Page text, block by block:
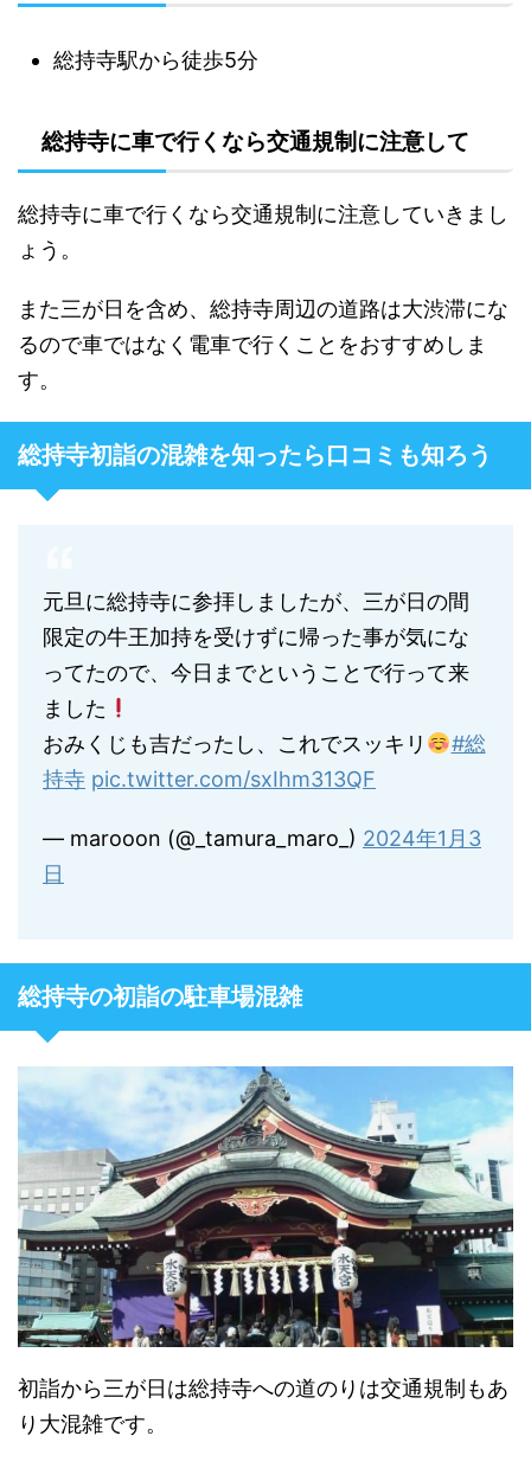
総持寺駅から徒歩5分
総持寺に車で行くなら交通規制に注意して
総持寺に車で行くなら交通規制に注意していきまし
ょう。
また三が日を含め、総持寺周辺の道路は大渋滞にな
るので車ではなく電車で行くことをおすすめしま
す。
総持寺初詣の混雑を知ったら口コミも知ろう
元旦に総持寺に参拝しましたが、三が日の間
限定の牛王加持を受けずに帰った事が気にな
ってたので、今日までということで行って来
ました
おみくじも吉だったし、これでスッキリ
#総
持寺 pic.twitter.com/sxIhm313QF
— marooon (@_tamura_maro_) 2024年1月3
日
総持寺の初詣の駐車場混雑
初詣から三が日は総持寺への道のりは交通規制もあ
り大混雑です。